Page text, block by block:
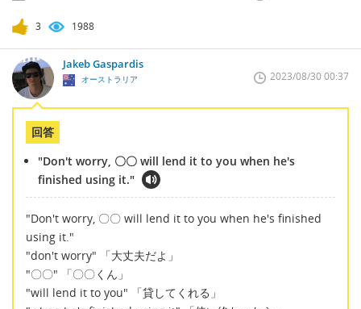
3 1988
Jakeb Gaspardis
オーストラリア 2023/08/30 00:37
回答
"Don't worry, 〇〇 will lend it to you when he's
finished using it."
"Don't worry, 〇〇 will lend it to you when he's finished
using it."
"don't worry" 「大丈夫だよ」
"〇〇" 「〇〇くん」
"will lend it to you" 「貸してくれる」